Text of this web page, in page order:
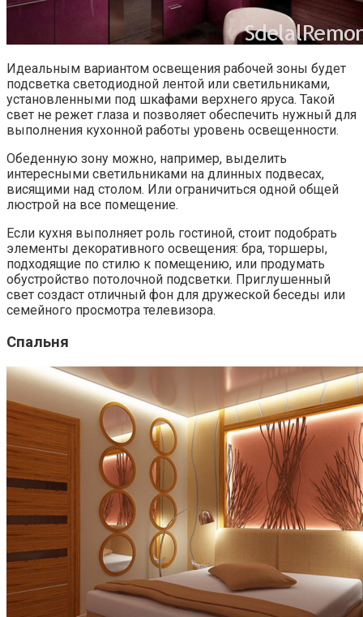
Идеальным вариантом освещения рабочей зоны будет
подсветка светодиодной лентой или светильниками,
установленными под шкафами верхнего яруса. Такой
свет не режет глаза и позволяет обеспечить нужный для
выполнения кухонной работы уровень освещенности.
Обеденную зону можно, например, выделить
интересными светильниками на длинных подвесах,
висящими над столом. Или ограничиться одной общей
люстрой на все помещение.
Если кухня выполняет роль гостиной, стоит подобрать
элементы декоративного освещения: бра, торшеры,
подходящие по стилю к помещению, или продумать
обустройство потолочной подсветки. Приглушенный
свет создаст отличный фон для дружеской беседы или
семейного просмотра телевизора.
Спальня